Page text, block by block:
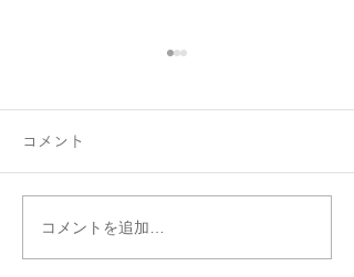
ダイヤモンドのなかのナ
コメント
コメントを追加…